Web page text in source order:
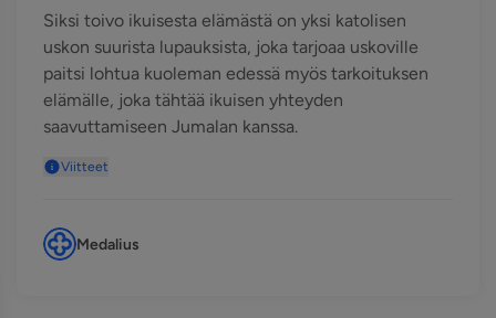
Siksi toivo ikuisesta elämästä on yksi katolisen
uskon suurista lupauksista, joka tarjoaa uskoville
paitsi lohtua kuoleman edessä myös tarkoituksen
elämälle, joka tähtää ikuisen yhteyden
saavuttamiseen Jumalan kanssa.
Viitteet
Medalius